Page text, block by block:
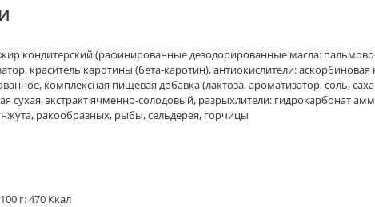
кондитерский (рафинированные дезодорированные масла:
краситель каротины (бета-каротин), антиокислители:
комплексная пищевая добавка (лактоза, ароматизатор, соль,
сухая, экстракт ячменно-солодовый, разрыхлители: гидрокарбонат
ракообразных, рыбы, сельдерея, горчицы
г: 470 Ккал